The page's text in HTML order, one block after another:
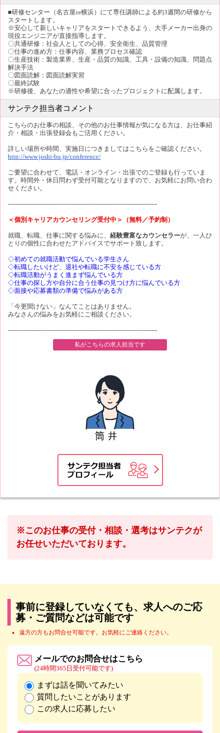
■研修センター（名古屋or横浜）にて専任講師による約3週間の研修から
スタートします。
※安心して新しいキャリアをスタートできるよう、大手メーカー出身の
現役エンジニアが直接指導します。
〇共通研修：社会人としての心得、安全衛生、品質管理
〇仕事の進め方：仕事内容、業務プロセス確認
〇生産技術：製造業界、生産・品質の知識、工具・設備の知識、問題点
解決手法
〇図面読解：図面読解実習
〇最終試験
※研修後、あなたの適性や希望に合ったプロジェクトに配属します。
サンテク担当者コメント
こちらのお仕事の相談、その他のお仕事情報が気になる方は、お仕事紹
介・相談・出張登録会もご活用ください。
詳しい場所や時間、実施日につきましてはこちらをご確認ください。
http://www.joshi-bu.jp/conference/
ご要望に合わせて、電話・オンライン・出張でのご登録も行っていま
す。時間外・休日問わず受付可能となりますので、お気軽にお問い合わ
せください。
----------------------------------------------------------------------------
＜個別キャリアカウンセリング受付中＞（無料／予約制）
就職、転職、仕事に関する悩みに、 経験豊富なカウンセラーが、一人ひ
とりの個性に合わせたアドバイスでサポート致します。
◇初めての就職活動で悩んでいる学生さん
◇転職したいけど、退社や転職に不安を感じている方
◇転職活動がうまく進まず悩んでいる方
◇仕事の探し方や自分に合う仕事の見つけ方に悩んでいる方
◇面接や応募書類の準備で悩みがある方
「今更聞けない」なんてことはありません。
みなさんの悩みをお気軽にご相談ください。
----------------------------------------------------------------------------
私がこちらの求人担当です
※このお仕事の受付・相談・選考はサンテクが
お任せいただいております。
事前に登録していなくても、求人へのご応
募・ご質問などは可能です
遠方の方もお問合せ可能です。お気軽にご連絡ください。
メールでのお問合せはこちら
(24時間365日受付可能です)
まずは話を聞いてみたい
質問したいことがあります
この求人に応募したい